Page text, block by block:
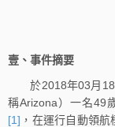
壹、事件摘要
於2018年03月18
稱Arizona）一名49
[1] ，在運行自動領